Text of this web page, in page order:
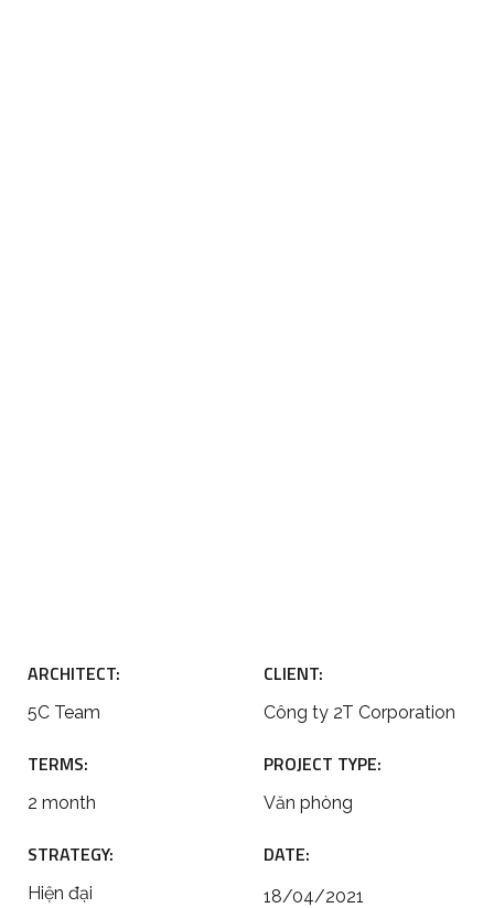
ARCHITECT:
5C Team
CLIENT:
Công ty 2T Corporation
TERMS:
2 month
PROJECT TYPE:
Văn phòng
STRATEGY:
Hiện đại
DATE:
18/04/2021